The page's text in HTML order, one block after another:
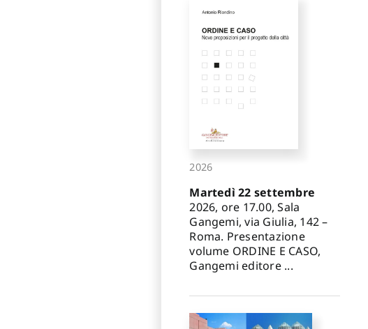
2026
Martedì 22 settembre
2026, ore 17.00, Sala
Gangemi, via Giulia, 142 –
Roma. Presentazione
volume ORDINE E CASO,
Gangemi editore ...